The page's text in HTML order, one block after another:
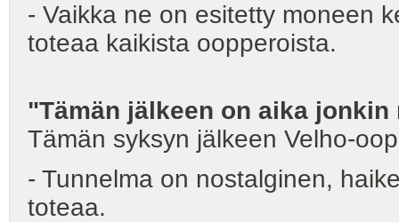
- Vaikka ne on esitetty moneen
toteaa kaikista oopperoista.
"Tämän jälkeen on aika
Tämän syksyn jälkeen Velho-
- Tunnelma on nostalginen,
toteaa.